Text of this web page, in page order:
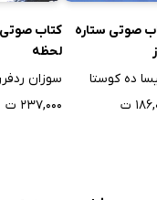
8 دقیقه
صوتی ستاره
ده کوستا
ت
کتاب
لحظه
سوزان
۲۳۷,۰۰۰ ت